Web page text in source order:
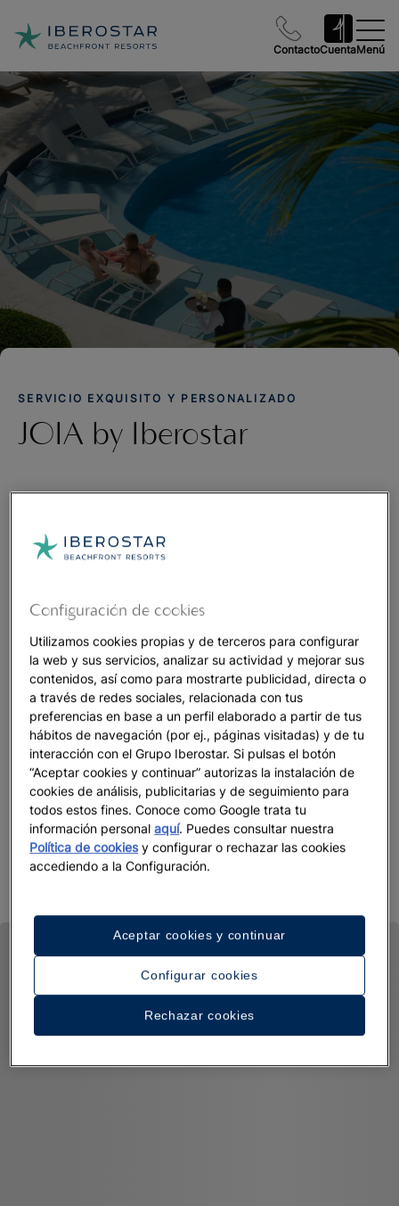
ContactoCuentaMenú
SERVICIO EXQUISITO Y PERSONALIZADO
JOIA by Iberostar
Una experiencia exquisita en JOIA by Iberostar, una colección
de lujosos hoteles de 5* situados en algunas de las
un servicio altamente personalizado, JOIA está diseñado para
celebración especial o para una escapada tranquila, se
sorprenderá desde el momento en que entre en su
espectacular suite y descubra nuestras magníficas ofertas
gastronómicas de autor.
Nuestro cuidado por el medio ambiente nos inspira a trabajar
para mejorar nuestro entorno, apreciando la belleza que se
encuentra en cada uno de nuestros destinos únicos.
Descubra por qué JOIA es la joya de Iberostar Beachfront
Resorts.
Configuración de cookies
Utilizamos cookies propias y de terceros para configurar
la web y sus servicios, analizar su actividad y mejorar sus
contenidos, así como para mostrarte publicidad, directa o
a través de redes sociales, relacionada con tus
preferencias en base a un perfil elaborado a partir de tus
hábitos de navegación (por ej., páginas visitadas) y de tu
interacción con el Grupo Iberostar. Si pulsas el botón
“Aceptar cookies y continuar” autorizas la instalación de
cookies de análisis, publicitarias y de seguimiento para
todos estos fines. Conoce como Google trata tu
información personalaquí. Puedes consultar nuestra
Política de cookiesy configurar o rechazar las cookies
accediendo a la Configuración.
Configurar cookies
Rechazar cookies
Aceptar cookies y continuar